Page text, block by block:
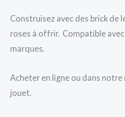
Construisez avec des brick de
roses à offrir. Compatible
marques.
Acheter en ligne ou dans
jouet.